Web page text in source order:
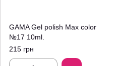
GAMA Gel polish Max color
№17 10ml.
215 грн